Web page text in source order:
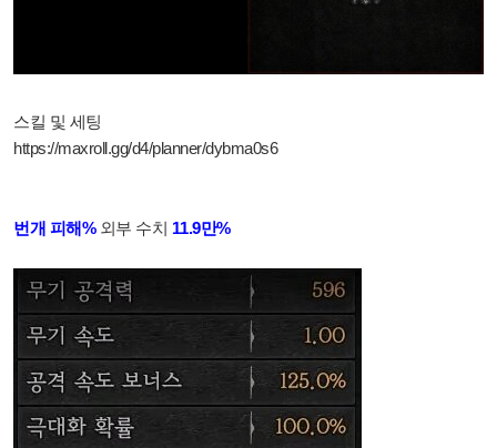
스킬 및 세팅
https://maxroll.gg/d4/planner/dybma0s6
번개 피해%외부 수치 11.9만%